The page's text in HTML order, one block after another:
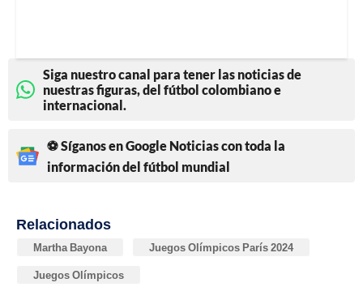
Siga nuestro canal para tener las noticias de
nuestras figuras, del fútbol colombiano e
internacional.
⚽ Síganos en Google Noticias con toda la
información del fútbol mundial
Relacionados
Martha Bayona Juegos Olímpicos París 2024
Juegos Olímpicos